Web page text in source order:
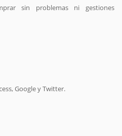
sin problemas ni gestiones
Google y Twitter.